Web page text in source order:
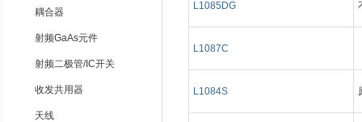
L1085DG
L1087C
L1084S
耦合器
射频GaAs元件
射频二极管/IC开关
收发共用器
天线